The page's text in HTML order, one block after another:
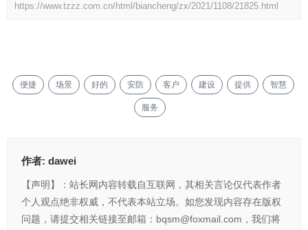
https://www.tzzz.com.cn/html/biancheng/zx/2021/1108/21825.html
便捷 场景 好的 安防 客户 建设 提供 智慧
服务
作者: dawei
【声明】：站长网内容转载自互联网，其相关言论仅代表作者
个人观点绝非权威，不代表本站立场。如您发现内容存在版权
问题，请提交相关链接至邮箱：bqsm@foxmail.com，我们将